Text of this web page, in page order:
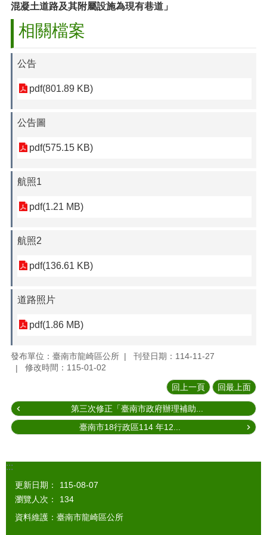
混凝土道路及其附屬設施為現有巷道」
相關檔案
公告
pdf(801.89 KB)
公告圖
pdf(575.15 KB)
航照1
pdf(1.21 MB)
航照2
pdf(136.61 KB)
道路照片
pdf(1.86 MB)
發布單位：臺南市龍崎區公所
刊登日期：114-11-27
修改時間：115-01-02
回上一頁 回最上面
第三次修正「臺南市政府辦理補助...
臺南市18行政區114 年12...
:::
更新日期：
115-08-07
瀏覽人次：
134
資料維護：臺南市龍崎區公所